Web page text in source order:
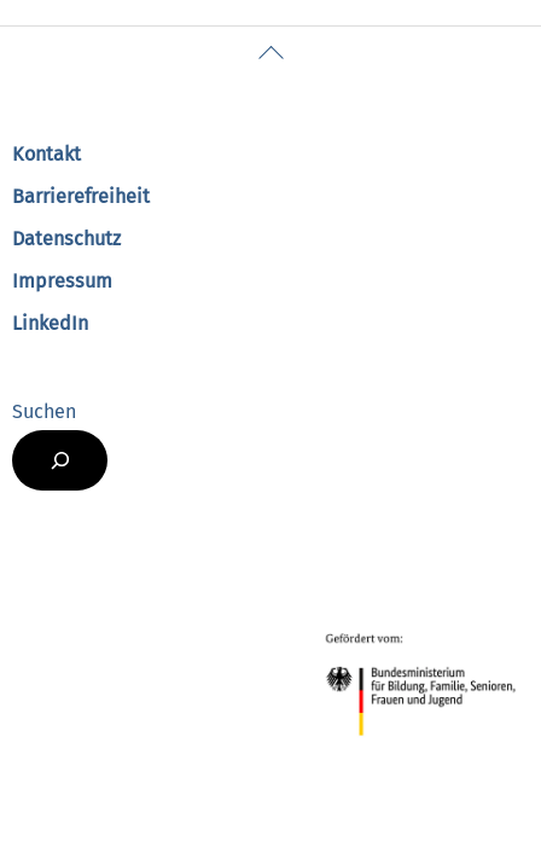
Back
Kontakt
Barrierefreiheit
Datenschutz
Impressum
LinkedIn
Suchen